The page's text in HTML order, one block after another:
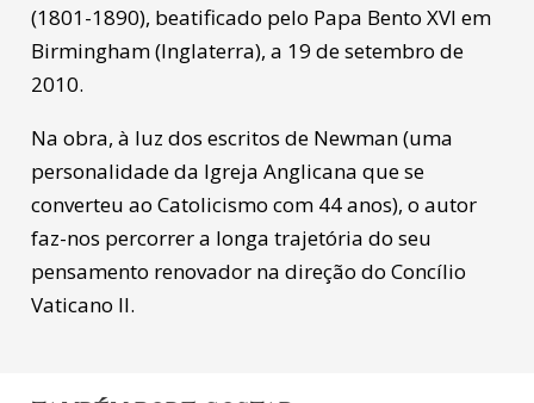
(1801-1890), beatificado pelo Papa Bento XVI em
Birmingham (Inglaterra), a 19 de setembro de
2010.
Na obra, à luz dos escritos de Newman (uma
personalidade da Igreja Anglicana que se
converteu ao Catolicismo com 44 anos), o autor
faz-nos percorrer a longa trajetória do seu
pensamento renovador na direção do Concílio
Vaticano II.